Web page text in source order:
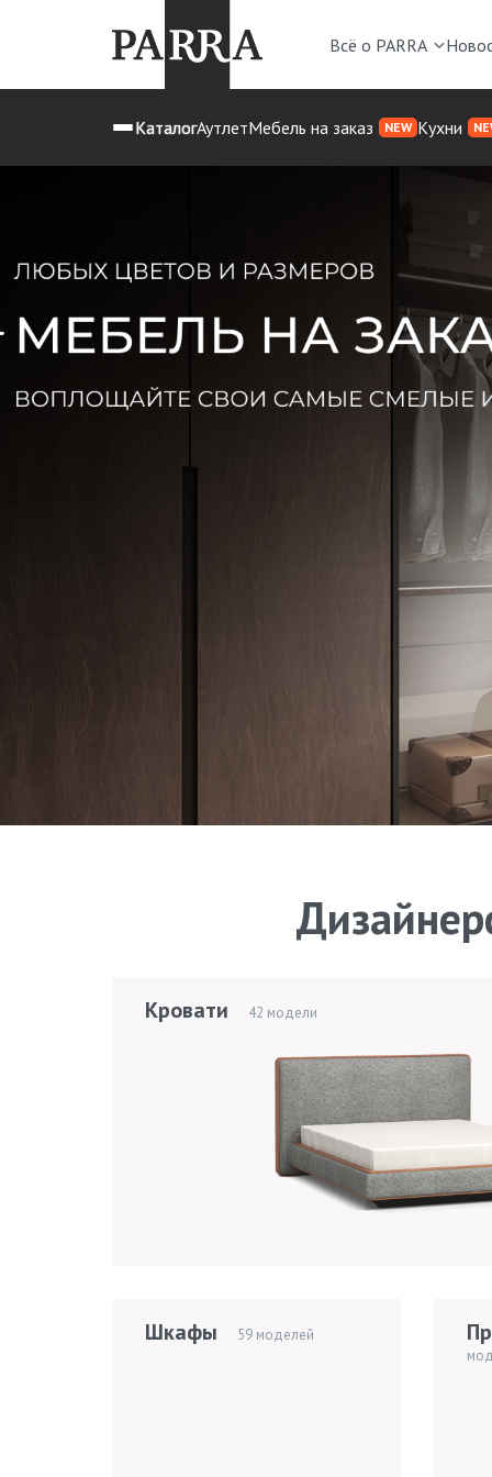
Всё о PARRA
КаталогАутлетМебель на заказ NEW Кухни
Кровати 42 модели
Шкафы 59 моделей